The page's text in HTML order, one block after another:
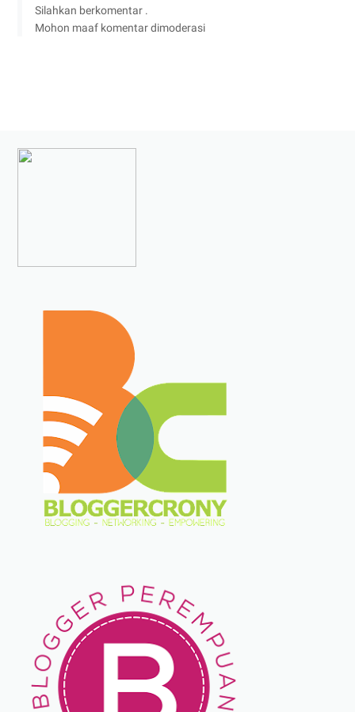
Silahkan berkomentar .
Mohon maaf komentar dimoderasi